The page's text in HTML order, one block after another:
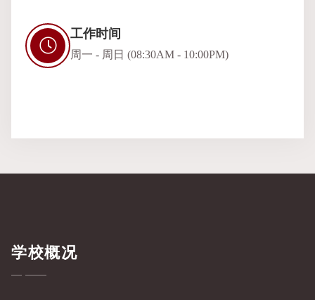
工作时间
周一 - 周日 (08:30AM - 10:00PM)
学校概况